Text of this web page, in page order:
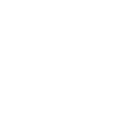
sarpullido,